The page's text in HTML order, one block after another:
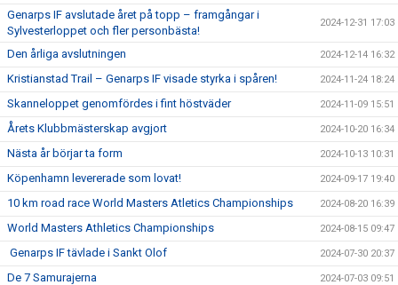
Genarps IF avslutade året på topp – framgångar i
Sylvesterloppet och fler personbästa!
2024-12-31 17:03
Den årliga avslutningen 2024-12-14 16:32
Kristianstad Trail – Genarps IF visade styrka i spåren! 2024-11-24 18:24
Skanneloppet genomfördes i fint höstväder 2024-11-09 15:51
Årets Klubbmästerskap avgjort 2024-10-20 16:34
Nästa år börjar ta form 2024-10-13 10:31
Köpenhamn levererade som lovat! 2024-09-17 19:40
10 km road race World Masters Atletics Championships 2024-08-20 16:39
World Masters Athletics Championships 2024-08-15 09:47
Genarps IF tävlade i Sankt Olof 2024-07-30 20:37
De 7 Samurajerna 2024-07-03 09:51